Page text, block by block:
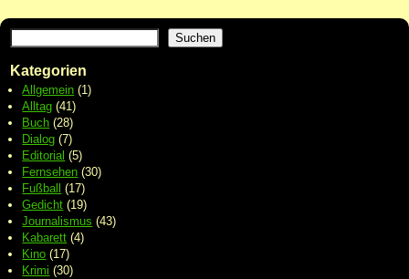
Suchen
Kategorien
Allgemein (1)
Alltag (41)
Buch (28)
Dialog (7)
Editorial (5)
Fernsehen (30)
Fußball (17)
Gedicht (19)
Journalismus (43)
Kabarett (4)
Kino (17)
Krimi (30)